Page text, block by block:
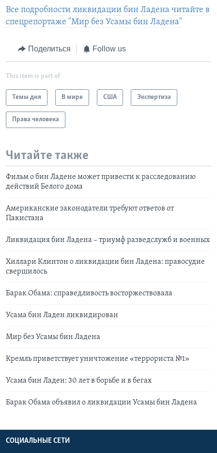
Все подробности ликвидации бин Ладена читайте в
спецрепортаже "Мир без Усамы бин Ладена"
Поделиться Follow us
This item is part of
Темы дня В мире США Экспертиза
Права человека
Читайте также
Фильм о бин Ладене может привести к расследованию
действий Белого дома
Американские законодатели требуют ответов от
Пакистана
Ликвидация бин Ладена – триумф разведслужб и военных
Хиллари Клинтон о ликвидации бин Ладена: правосудие
свершилось
Барак Обама: справедливость восторжествовала
Усама бин Ладен ликвидирован
Мир без Усамы бин Ладена
Кремль приветствует уничтожение «террориста №1»
Усама бин Ладен: 30 лет в борьбе и в бегах
Барак Обама объявил о ликвидации Усамы бин Ладена
СОЦИАЛЬНЫЕ СЕТИ